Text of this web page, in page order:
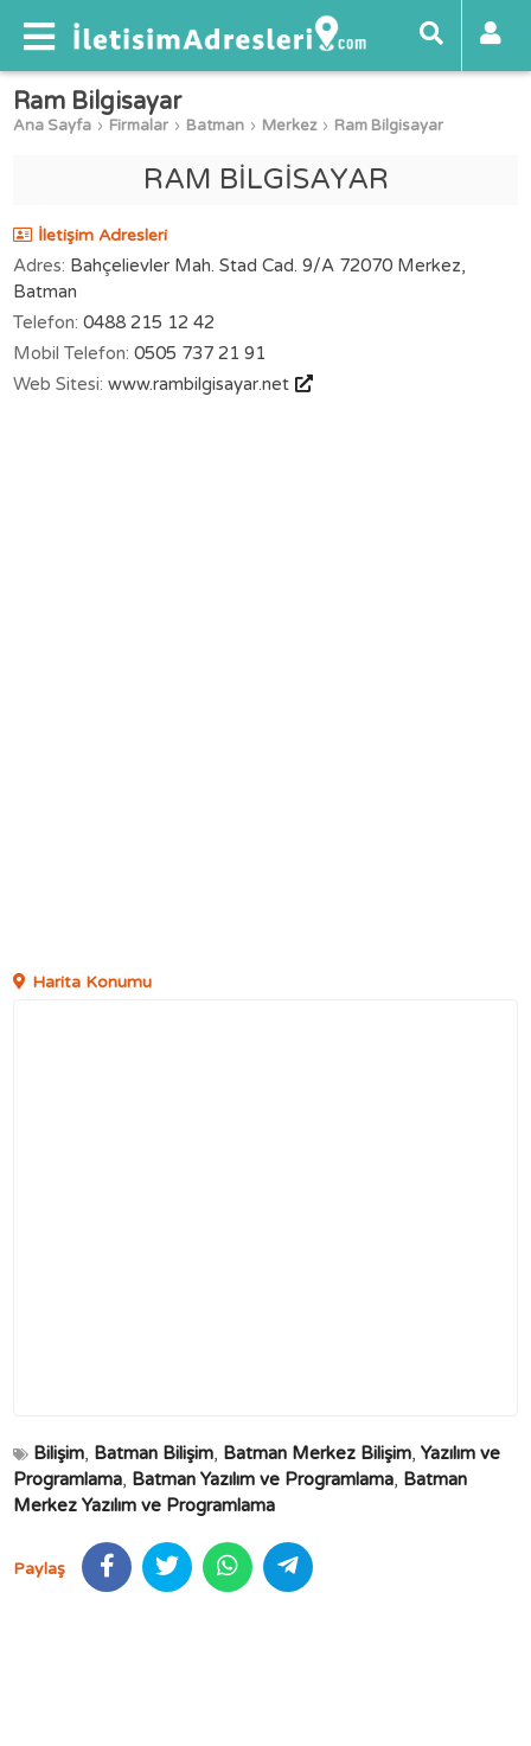
Ram Bilgisayar
Ana Sayfa Firmalar Batman Merkez Ram Bilgisayar
RAM BİLGİSAYAR
İletişim Adresleri
Adres: Bahçelievler Mah. Stad Cad. 9/A 72070 Merkez,
Batman
Telefon: 0488 215 12 42
Mobil Telefon: 0505 737 21 91
Web Sitesi: www.rambilgisayar.net
Harita Konumu
Bilişim, Batman Bilişim, Batman Merkez Bilişim,Yazılım ve
Programlama, Batman Yazılım ve Programlama, Batman
Merkez Yazılım ve Programlama
Paylaş